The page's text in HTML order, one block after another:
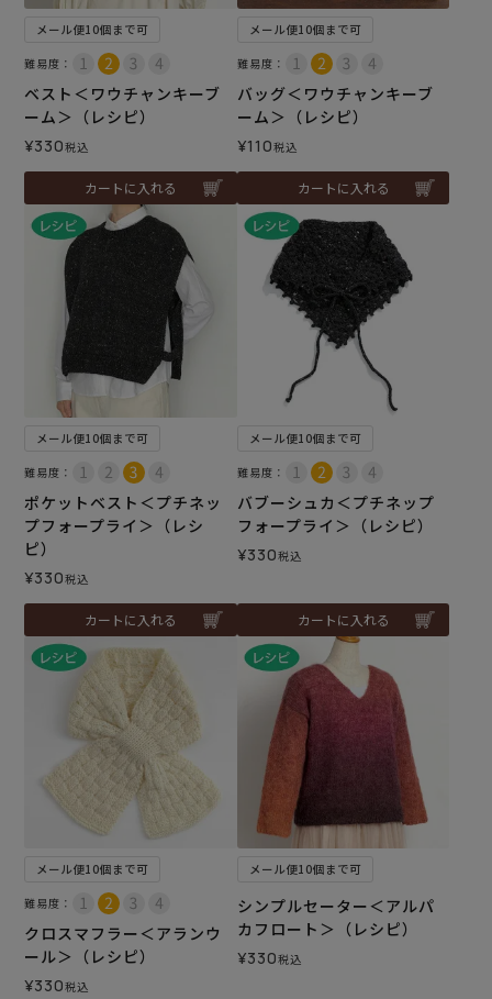
メール便10個まで可
難易度：
ベスト＜ワウチャンキーブ
ーム＞（レシピ）
¥330税込
カートに入れる
メール便10個まで可
難易度：
バッグ＜ワウチャンキーブ
ーム＞（レシピ）
¥110税込
カートに入れる
メール便10個まで可
難易度：
ポケットベスト＜プチネッ
プフォープライ＞（レシ
ピ）
¥330税込
カートに入れる
メール便10個まで可
難易度：
バブーシュカ＜プチネップ
フォープライ＞（レシピ）
¥330税込
カートに入れる
メール便10個まで可
難易度：
クロスマフラー＜アランウ
ール＞（レシピ）
¥330税込
メール便10個まで可
シンプルセーター＜アルパ
カフロート＞（レシピ）
¥330税込